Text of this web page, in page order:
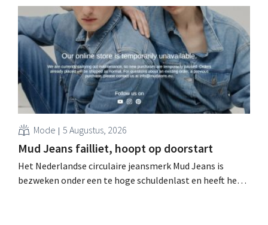
Kors, ondanks sterke resultaten van Jimmy Choo.
Mode 5 Augustus, 2026
Mud Jeans failliet, hoopt op doorstart
Het Nederlandse circulaire jeansmerk Mud Jeans is
bezweken onder een te hoge schuldenlast en heeft het